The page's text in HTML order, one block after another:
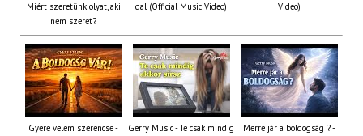
Miért szeretünk olyat, aki
nem szeret?
dal (Official Music Video)
Video)
Gyere velem szerencse -
Gerry Music - Te csak mindig
Merre jár a boldogság ? -